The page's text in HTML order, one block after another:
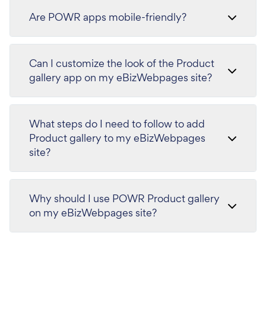
Are POWR apps mobile-friendly?
Can I customize the look of the Product
gallery app on my eBizWebpages site?
What steps do I need to follow to add
Product gallery to my eBizWebpages
site?
Why should I use POWR Product gallery
on my eBizWebpages site?